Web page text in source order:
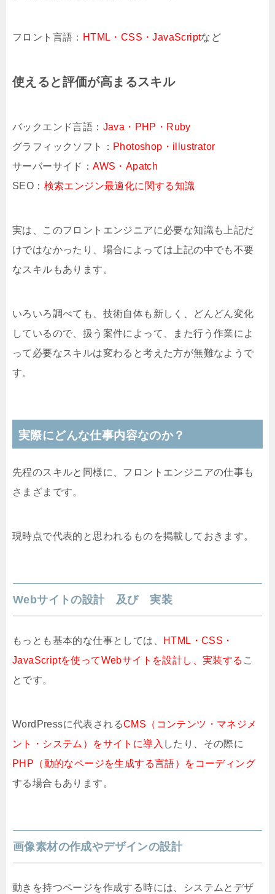
フロント言語： HTML・CSS・JavaScriptなど
使えると評価が高まるスキル
バックエンド言語： Java・PHP・Ruby
グラフィックソフト： Photoshop・illustrator
サーバーサイド：AWS・Apatch
SEO： 検索エンジン最適化に関する知識
実は、このフロントエンジニアに必要な知識も上記だ
けではなかったり、場合によっては上記の中でも不要
なスキルもあります。
いろいろ調べても、技術自体も新しく、どんどん変化
しているので、扱う案件によって、また行う作業によ
って必要なスキルは変わると考えた方が無難なようで
す。
実際にどんな仕事内容なのか？
先程のスキルと同様に、フロントエンジニアの仕事も
さまざまです。
現時点で代表的と思われるものを掲載しておきます。
Webサイトの設計 及び 実装
もっとも基本的な仕事としては、
HTML・CSS・
JavaScriptを使ってWebサイトを設計し、実装する こ
とです。
WordPressに代表されるCMS（コンテンツ・マネジメ
ント・システム）をサイトに導入 したり、その際に
PHP（動的なページを生成する言語）をコーディング
する場合もあります。
画像素材の作成やデザインの設計
動きを持つページを作成する時には、システムとデザ